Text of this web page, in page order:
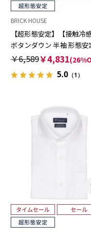
BRICK HOUSE
【超形態安定】【接触冷感
ボタンダウン 半袖 形態安
100% ワイシャツ
￥6,589￥4,831
5.0（1）